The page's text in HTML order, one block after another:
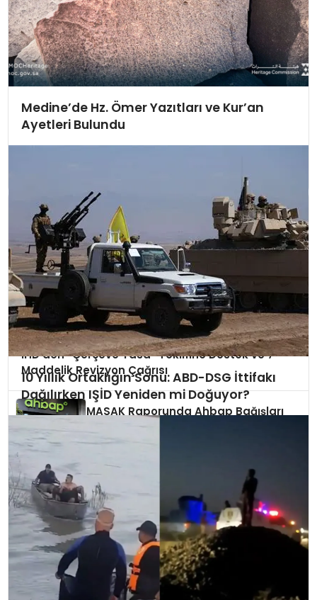
Medine’de Hz. Ömer Yazıtları ve Kur’an
Ayetleri Bulundu
10 Yıllık Ortaklığın Sonu: ABD-DSG İttifakı
Dağılırken IŞİD Yeniden mi Doğuyor?
İHD’den “Çerçeve Yasa” Teklifine Destek ve 7
Maddelik Revizyon Çağrısı
MASAK Raporunda Ahbap Bağışları
Miktarları Ortaya Çıktı
Yargıda Disiplin Bilançosu: 84 Hâkim
ve Savcı Meslekten İhraç Edildi
Diyarbakır’da Fırsatçılara Geçit Yok:
Temmuz Ayında 2,3 Milyon TL’lik Ceza
Yağdı!
Güran Ailesinden Selahattin